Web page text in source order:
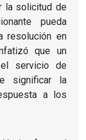
la solicitud de
pueda
resolución en
que un
servicio de
significar la
a los